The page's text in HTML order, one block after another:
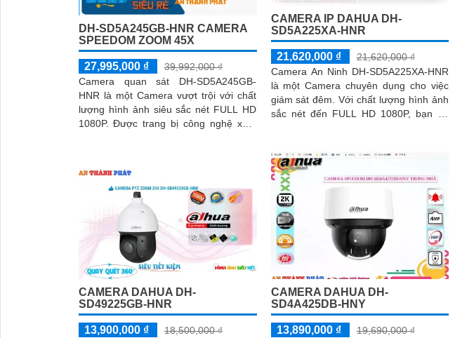
DH-SD5A245GB-HNR CAMERA
SPEEDOM ZOOM 45X
27,995,000 ₫
39,992,000 ₫
Camera quan sát DH-SD5A245GB-
HNR là một Camera vượt trội với chất
lượng hình ảnh siêu sắc nét FULL HD
1080P. Được trang bị công nghệ xem
CAMERA IP DAHUA DH-
SD5A225XA-HNR
21,620,000 ₫
21,620,000 ₫
Camera An Ninh DH-SD5A225XA-HNR
là một Camera chuyên dụng cho việc
giám sát đêm. Với chất lượng hình ảnh
sắc nét đến FULL HD 1080P, bạn có
CAMERA DAHUA DH-
SD49225GB-HNR
13,900,000 ₫
18,500,000 ₫
CAMERA DAHUA DH-
SD4A425DB-HNY
13,890,000 ₫
19,690,000 ₫